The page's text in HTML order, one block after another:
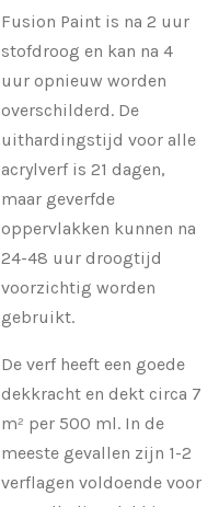
Fusion Paint is na 2 uur
stofdroog en kan na 4
uur opnieuw worden
overschilderd. De
uithardingstijd voor alle
acrylverf is 21 dagen,
maar geverfde
oppervlakken kunnen na
24-48 uur droogtijd
voorzichtig worden
gebruikt.
De verf heeft een goede
dekkracht en dekt circa 7
m² per 500 ml. In de
meeste gevallen zijn 1-2
verflagen voldoende voor